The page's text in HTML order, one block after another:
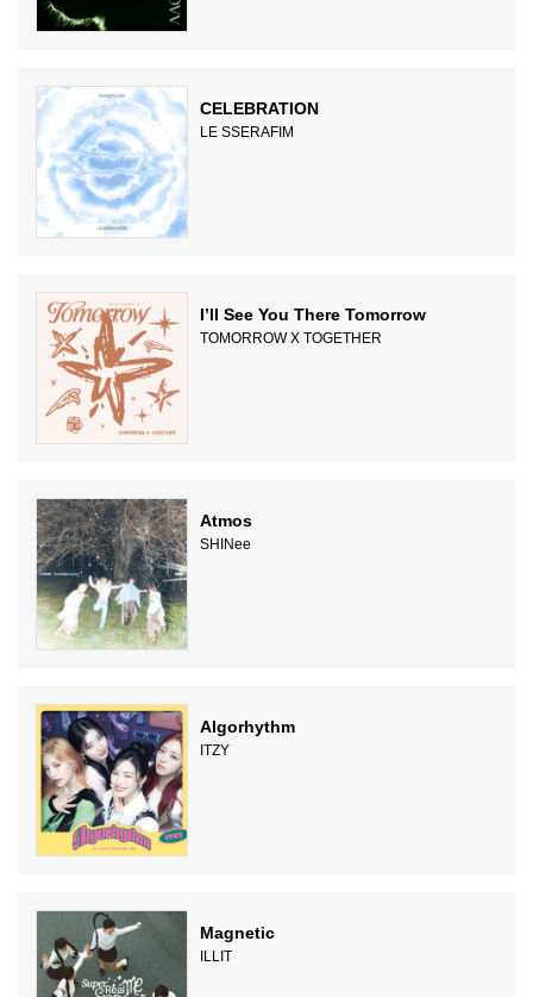
CELEBRATION
LE SSERAFIM
I’ll See You There Tomorrow
TOMORROW X TOGETHER
Atmos
SHINee
Algorhythm
ITZY
Magnetic
ILLIT